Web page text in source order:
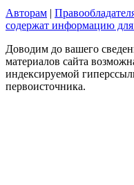
Авторам |
содержат информацию
Доводим до вашего
материалов сайта
индексируемой
первоисточника.